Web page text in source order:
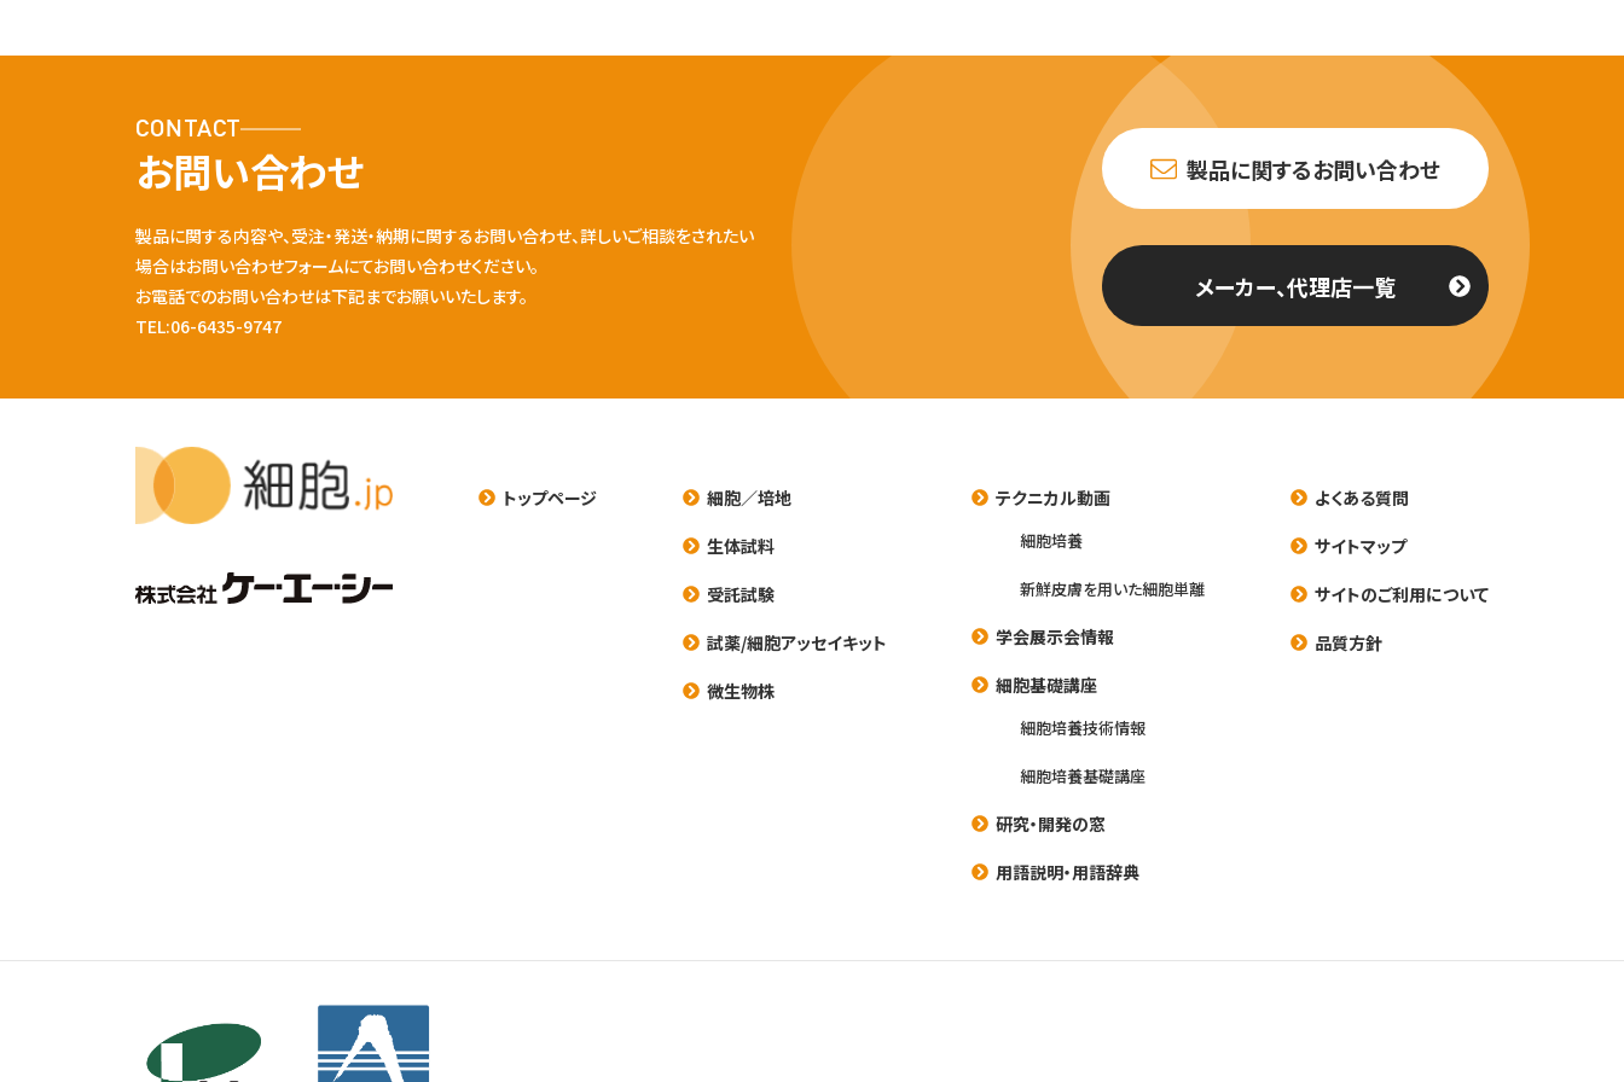
CONTACT
お問い合わせ
製品に関する内容や、受注・発送・納期に関するお問い合わせ、詳しいご相談をされたい
場合はお問い合わせフォームにてお問い合わせください。
お電話でのお問い合わせは下記までお願いいたします。
TEL:06-6435-9747
製品に関するお問い合わせ
メーカー、代理店一覧
トップページ
細胞／培地
生体試料
受託試験
試薬/細胞アッセイキット
微生物株
テクニカル動画
細胞培養
新鮮皮膚を用いた細胞単離
学会展示会情報
細胞基礎講座
細胞培養技術情報
細胞培養基礎講座
研究・開発の窓
用語説明・用語辞典
よくある質問
サイトマップ
サイトのご利用について
品質方針